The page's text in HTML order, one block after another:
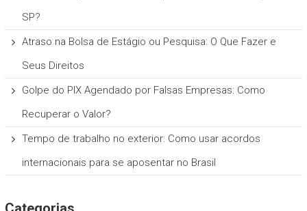
SP?
Atraso na Bolsa de Estágio ou Pesquisa: O Que Fazer e
Seus Direitos
Golpe do PIX Agendado por Falsas Empresas: Como
Recuperar o Valor?
Tempo de trabalho no exterior: Como usar acordos
internacionais para se aposentar no Brasil